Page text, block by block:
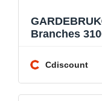
Branches
Cdiscount